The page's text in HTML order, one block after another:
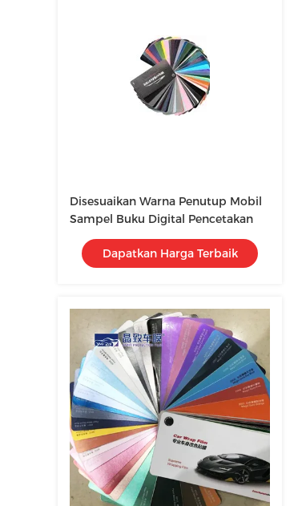
Disesuaikan Warna Penutup Mobil
Sampel Buku Digital Pencetakan
Dapatkan Harga Terbaik